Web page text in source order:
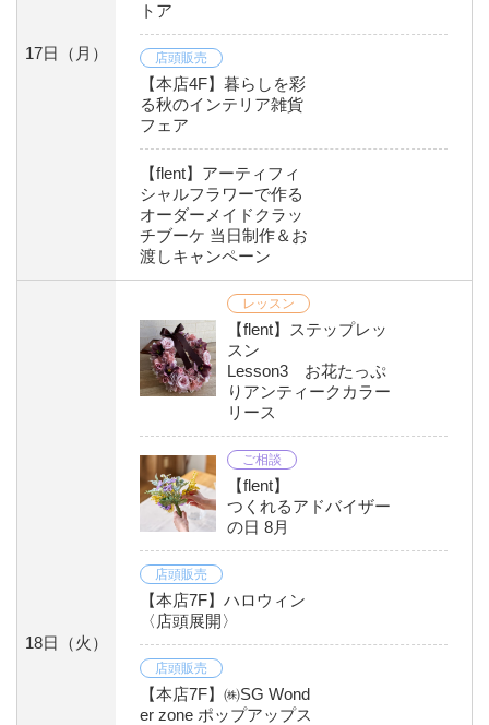
17日 （月）
トア
店頭販売
【本店4F】暮らしを彩
る秋のインテリア雑貨
フェア
【flent】アーティフィ
シャルフラワーで作る
オーダーメイドクラッ
チブーケ 当日制作＆お
渡しキャンペーン
18日 （火）
レッスン
【flent】ステップレッ
スン
Lesson3 お花たっぷ
りアンティークカラー
リース
ご相談
【flent】
つくれるアドバイザー
の日 8月
店頭販売
【本店7F】ハロウィン
〈店頭展開〉
店頭販売
【本店7F】㈱SG Wond
er zone ポップアップス